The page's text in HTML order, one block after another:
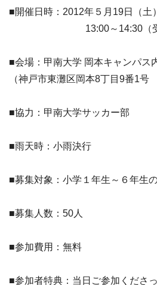
■開催日時：2012年５月19日（土）
13:00～14:30（受付
■会場：甲南大学 岡本キャンパ
（神戸市東灘区岡本8丁目9番1号
■協力：甲南大学サッカー部
■雨天時：小雨決行
■募集対象：小学１年生～６年生
■募集人数：50人
■参加費用：無料
■参加者特典：当日ご参加くださ